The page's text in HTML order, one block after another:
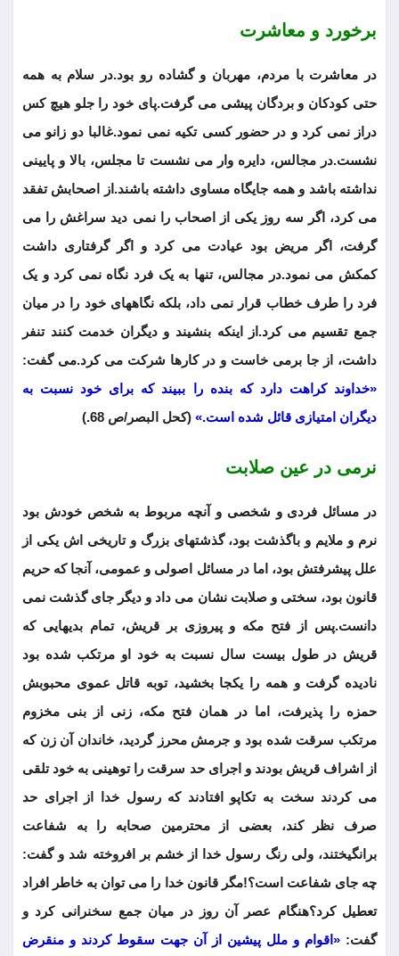
برخورد و معاشرت
در معاشرت با مردم، مهربان و گشاده رو بود.در سلام به همه
حتی کودکان و بردگان پیشی می گرفت.پای خود را جلو هیچ کس
دراز نمی کرد و در حضور کسی تکیه نمی نمود.غالبا دو زانو می
نشست.در مجالس، دایره وار می نشست تا مجلس، بالا و پایینی
نداشته باشد و همه جایگاه مساوی داشته باشند.از اصحابش تفقد
می کرد، اگر سه روز یکی از اصحاب را نمی دید سراغش را می
گرفت، اگر مریض بود عیادت می کرد و اگر گرفتاری داشت
کمکش می نمود.در مجالس، تنها به یک فرد نگاه نمی کرد و یک
فرد را طرف خطاب قرار نمی داد، بلکه نگاههای خود را در میان
جمع تقسیم می کرد.از اینکه بنشیند و دیگران خدمت کنند تنفر
داشت، از جا برمی خاست و در کارها شرکت می کرد.می گفت:
«خداوند کراهت دارد که بنده را ببیند که برای خود نسبت به
دیگران امتیازی قائل شده است.» (کحل البصر/ص 68.)
نرمی در عین صلابت
در مسائل فردی و شخصی و آنچه مربوط به شخص خودش بود
نرم و ملایم و باگذشت بود، گذشتهای بزرگ و تاریخی اش یکی از
علل پیشرفتش بود، اما در مسائل اصولی و عمومی، آنجا که حریم
قانون بود، سختی و صلابت نشان می داد و دیگر جای گذشت نمی
دانست.پس از فتح مکه و پیروزی بر قریش، تمام بدیهایی که
قریش در طول بیست سال نسبت به خود او مرتکب شده بود
نادیده گرفت و همه را یکجا بخشید، توبه قاتل عموی محبوبش
حمزه را پذیرفت، اما در همان فتح مکه، زنی از بنی مخزوم
مرتکب سرقت شده بود و جرمش محرز گردید، خاندان آن زن که
از اشراف قریش بودند و اجرای حد سرقت را توهینی به خود تلقی
می کردند سخت به تکاپو افتادند که رسول خدا از اجرای حد
صرف نظر کند، بعضی از محترمین صحابه را به شفاعت
برانگیختند، ولی رنگ رسول خدا از خشم بر افروخته شد و گفت:
چه جای شفاعت است؟!مگر قانون خدا را می توان به خاطر افراد
تعطیل کرد؟هنگام عصر آن روز در میان جمع سخنرانی کرد و
گفت: «اقوام و ملل پیشین از آن جهت سقوط کردند و منقرض